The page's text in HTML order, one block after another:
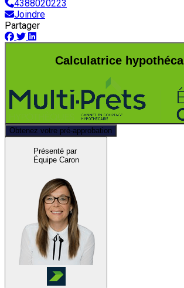
4388020223
Joindre
Partager
Calculatrice
Obtenez votre pré-approbation
Présenté par
Équipe Caron